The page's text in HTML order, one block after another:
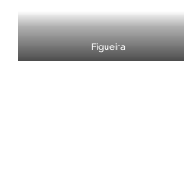
Figueira